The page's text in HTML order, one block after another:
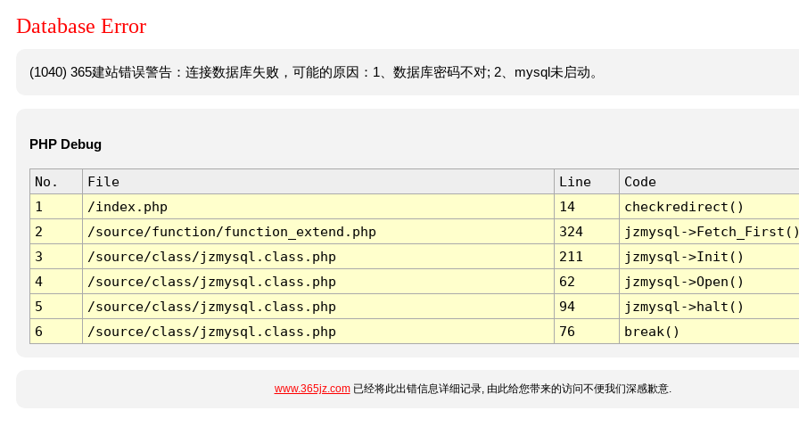
Database Error
(1040) 365建站错误警告：连接数据库失败，可能的原因：1、数据库密码不对; 2、mysql未启动。
PHP Debug
No. File Line
Code
1
/index.php 14
checkredirect()
2
/source/function/function_extend.php 324
jzmysql-
3
/source/class/jzmysql.class.php 211
jzmysql->Init()
4
/source/class/jzmysql.class.php 62
jzmysql->Open()
5
/source/class/jzmysql.class.php 94
jzmysql->halt()
6
/source/class/jzmysql.class.php 76 break()
www.365jz.com已经将此出错信息详细记录, 由此给您带来的访问不便我们深感歉意.